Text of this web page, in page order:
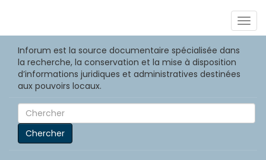
Inforum est la source documentaire spécialisée dans
la recherche, la conservation et la mise à disposition
d’informations juridiques et administratives destinées
aux pouvoirs locaux.
Chercher